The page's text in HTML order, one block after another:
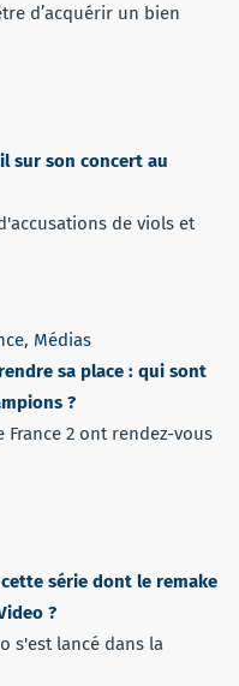
d’acquérir un bien
sur son concert au
de viols et
, Médias
sa place : qui sont
?
France 2 ont rendez-vous
série dont le remake
?
s'est lancé dans la